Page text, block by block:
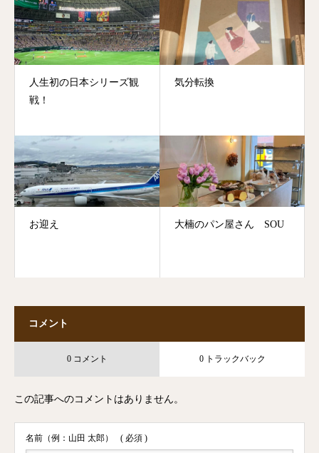
人生初の日本シリーズ観
戦！
気分転換
お迎え 大楠のパン屋さん SOU
コメント
0 コメント 0 トラックバック
この記事へのコメントはありません。
名前（例：山田 太郎） ( 必須 )